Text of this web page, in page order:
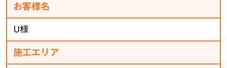
お客様名
U様
施工エリア